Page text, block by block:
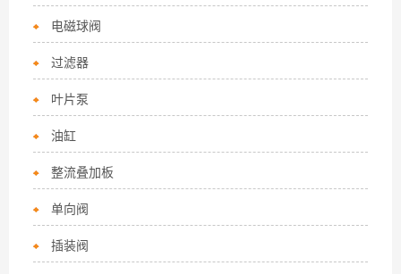
电磁球阀
过滤器
叶片泵
油缸
整流叠加板
单向阀
插装阀